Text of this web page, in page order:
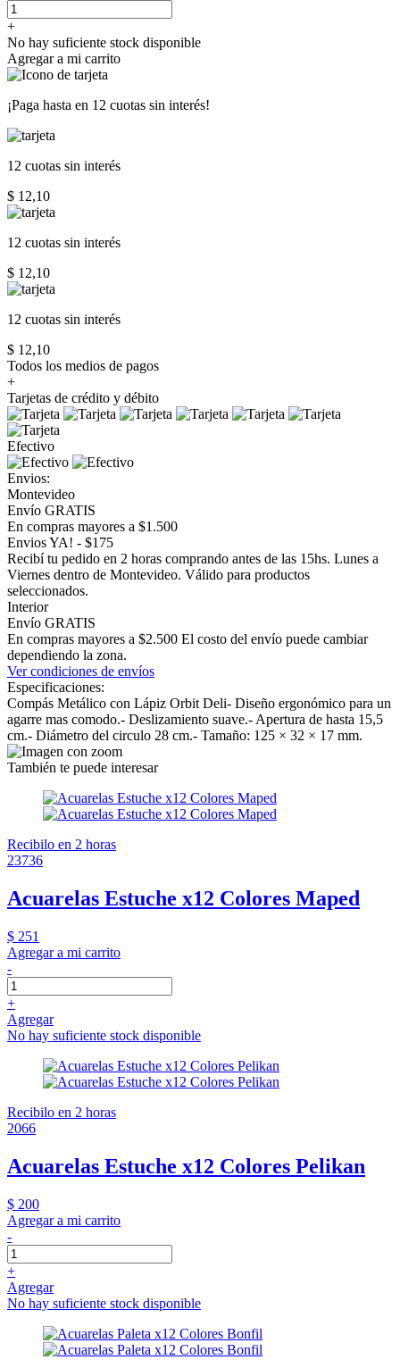
+
No hay suficiente stock disponible
Agregar a mi carrito
¡Paga hasta en 12 cuotas sin interés!
12 cuotas sin interés
$ 12,10
12 cuotas sin interés
$ 12,10
12 cuotas sin interés
$ 12,10
Todos los medios de pagos
+
Tarjetas de crédito y débito
Efectivo
Envios:
Montevideo
Envío GRATIS
En compras mayores a $1.500
Envios YA! - $175
Recibí tu pedido en 2 horas comprando antes de las 15hs. Lunes a
Viernes dentro de Montevideo. Válido para productos
seleccionados.
Interior
Envío GRATIS
En compras mayores a $2.500 El costo del envío puede cambiar
dependiendo la zona.
Ver condiciones de envíos
Especificaciones:
Compás Metálico con Lápiz Orbit Deli- Diseño ergonómico para un
agarre mas comodo.- Deslizamiento suave.- Apertura de hasta 15,5
cm.- Diámetro del circulo 28 cm.- Tamaño: 125 × 32 × 17 mm.
También te puede interesar
Recibilo en 2 horas
23736
Acuarelas Estuche x12 Colores Maped
$ 251
Agregar a mi carrito
-
+
Agregar
No hay suficiente stock disponible
Recibilo en 2 horas
2066
Acuarelas Estuche x12 Colores Pelikan
$ 200
Agregar a mi carrito
-
+
Agregar
No hay suficiente stock disponible